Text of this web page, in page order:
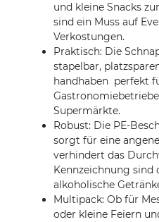
und kleine Snacks
sind ein Muss auf
Verkostungen.
Praktisch: Die
stapelbar,
handhaben  perfekt
Supermärkte.
Robust: Die PE-
sorgt für eine
verhindert das
Kennzeichnung sind
alkoholische
Multipack: Ob für
oder kleine Feiern